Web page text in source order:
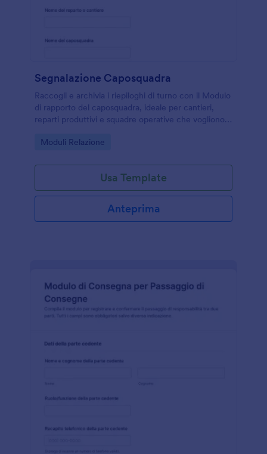
Segnalazione Caposquadra
Raccogli e archivia i riepiloghi di turno con il Modulo
di rapporto del caposquadra, ideale per cantieri,
reparti produttivi e squadre operative che vogliono
attività con Jotform.
Go to Category:
Moduli Relazione
Usa Template
Anteprima